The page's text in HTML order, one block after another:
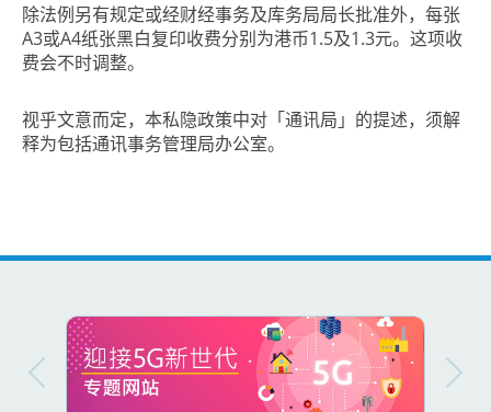
除法例另有规定或经财经事务及库务局局长批准外，每张
A3或A4纸张黑白复印收费分别为港币1.5及1.3元。这项收
费会不时调整。
视乎文意而定，本私隐政策中对「通讯局」的提述，须解
释为包括通讯事务管理局办公室。